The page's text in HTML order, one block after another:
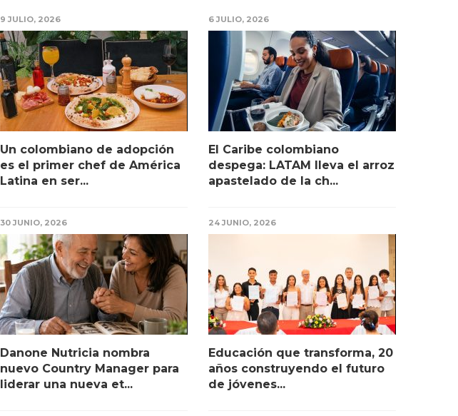
9 JULIO, 2026
Un colombiano de adopción
es el primer chef de América
Latina en ser...
6 JULIO, 2026
El Caribe colombiano
despega: LATAM lleva el arroz
apastelado de la ch...
30 JUNIO, 2026
Danone Nutricia nombra
nuevo Country Manager para
liderar una nueva et...
24 JUNIO, 2026
Educación que transforma, 20
años construyendo el futuro
de jóvenes...